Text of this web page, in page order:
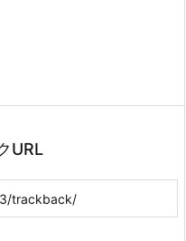
URL